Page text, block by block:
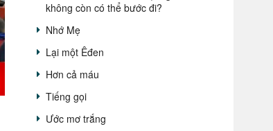
không còn có thể bước đi?
Nhớ Mẹ
Lại một Êđen
Hơn cả máu
Tiếng gọi
Ước mơ trắng